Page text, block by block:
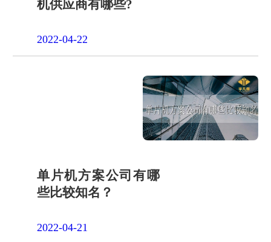
招贤纳士
机供应商有哪些?
2022-04-22
单片机方案公司有哪
些比较知名？
2022-04-21